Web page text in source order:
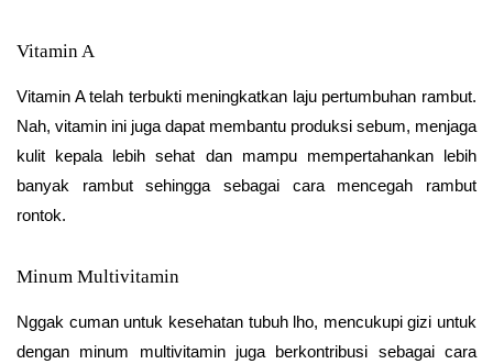
Vitamin A
Vitamin A telah terbukti meningkatkan laju pertumbuhan rambut.
Nah, vitamin ini juga dapat membantu produksi sebum, menjaga
kulit kepala lebih sehat dan mampu mempertahankan lebih
banyak rambut sehingga sebagai cara mencegah rambut
rontok.
Minum Multivitamin
Nggak cuman untuk kesehatan tubuh lho, mencukupi gizi untuk
dengan minum multivitamin juga berkontribusi sebagai cara